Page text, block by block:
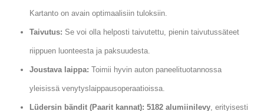
Kartanto on avain optimaalisiin tuloksiin.
Taivutus: Se voi olla helposti taivutettu, pienin taivutussäteet
riippuen luonteesta ja paksuudesta.
Joustava laippa: Toimii hyvin auton paneelituotannossa
yleisissä venytyslaippausoperaatioissa.
Lüdersin bändit (Paarit kannat): 5182 alumiinilevy, erityisesti